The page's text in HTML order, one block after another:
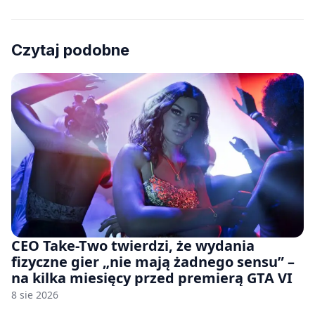
Czytaj podobne
CEO Take-Two twierdzi, że wydania
fizyczne gier „nie mają żadnego sensu” –
na kilka miesięcy przed premierą GTA VI
8 sie 2026